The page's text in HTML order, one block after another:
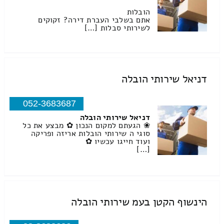
הובלות
אתם בשלבי העברת דירה? זקוקים
לשירותי סבלות […]
דניאל שירותי הובלה
052-3683687
דניאל שירותי הובלה
❀ הגעתם למקום הנכון ✿ מבצע את כל
סוגי ה שירותי הובלות אריזה ופריקה
ועוד חייגו עכשיו ✿
[…]
הינשוף הקטן בעמ שירותי הובלה